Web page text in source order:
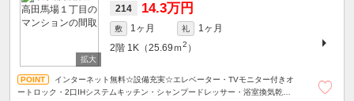
214 14.3万円
敷 1ヶ月 礼
1ヶ月
2階 1K（25.69ｍ2 ）
インターネット無料☆設備充実☆エレベーター・TVモニター付きオ
ートロック・2口IHシステムキッチン・シャンプードレッサー・浴室換気乾燥